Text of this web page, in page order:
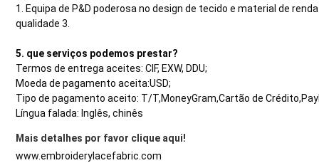
1. Equipa de P&D poderosa no design de tecido e material de
qualidade 3.
5. que serviços podemos prestar?
Termos de entrega aceites: CIF, EXW, DDU;
Moeda de pagamento aceita:USD;
Tipo de pagamento aceito: T/T,MoneyGram,Cartão de
Língua falada: Inglês, chinês
Mais detalhes por favor clique aqui!
www.embroiderylacefabric.com